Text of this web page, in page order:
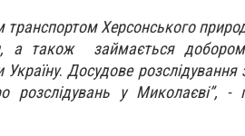
Херсонського
а також займається
Україну. Досудове розслідування
розслідувань у Миколаєві”, -